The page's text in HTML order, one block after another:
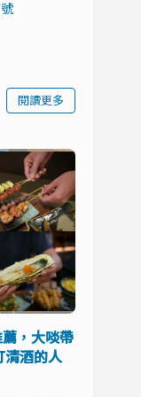
閱讀更多
薦，大啖帶
清酒的人